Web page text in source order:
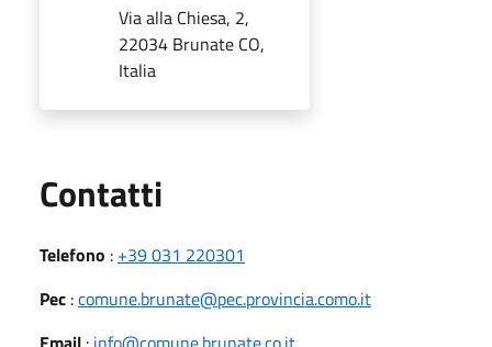
Via alla Chiesa, 2,
22034 Brunate CO,
Italia
Contatti
Telefono : +39 031 220301
Pec :comune.brunate@pec.provincia.como.it